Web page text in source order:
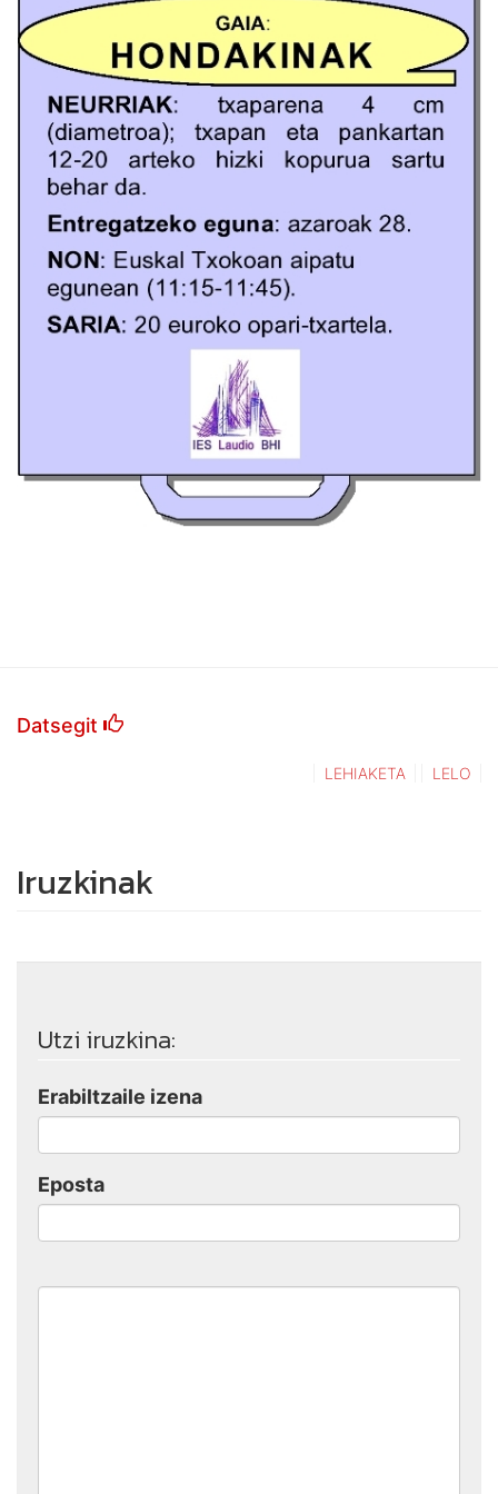
Datsegit
LEHIAKETA LELO
Iruzkinak
Utzi iruzkina:
Erabiltzaile izena
Eposta